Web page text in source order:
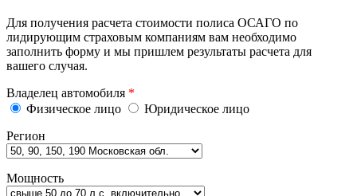
Для получения расчета стоимости полиса ОСАГО по
лидирующим страховым компаниям вам необходимо
заполнить форму и мы пришлем результаты расчета для
вашего случая.
Владелец автомобиля *
Физическое лицо
Юридическое лицо
Регион
Мощность